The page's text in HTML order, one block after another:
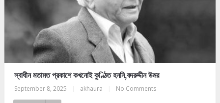
স্বাধীন মতামত প্রকাশে কখনোই কুণ্ঠিত হননি,বদরুদ্দীন উমর
September 8, 2025 akhaura No Comments